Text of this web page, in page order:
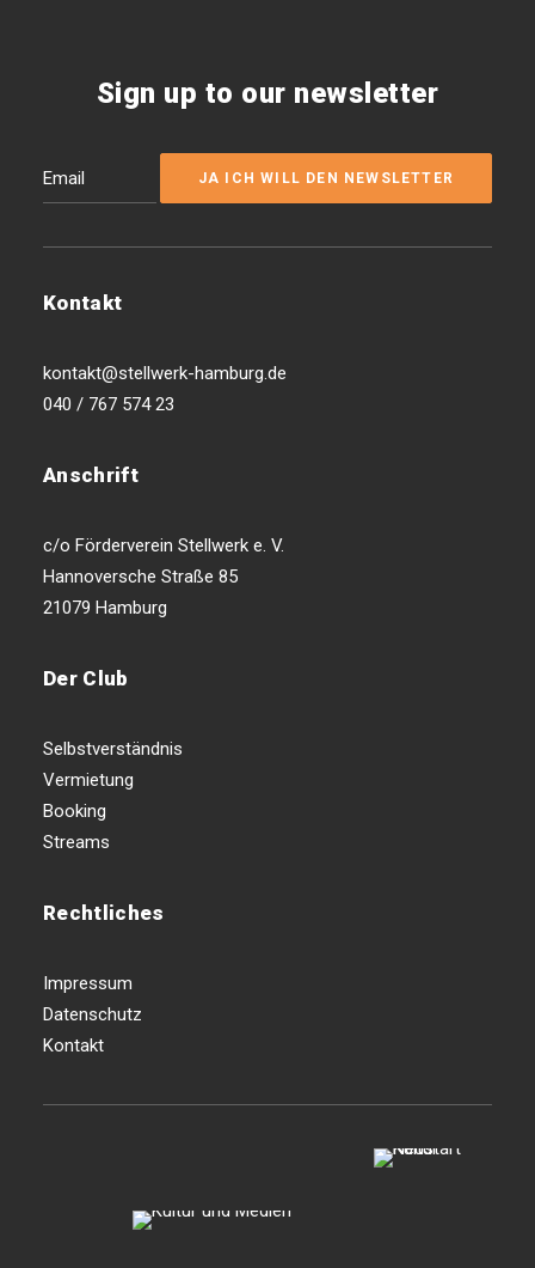
Sign up to our newsletter
Kontakt
kontakt@stellwerk-hamburg.de
040 / 767 574 23
Anschrift
c/o Förderverein Stellwerk e. V.
Hannoversche Straße 85
21079 Hamburg
Der Club
Selbstverständnis
Vermietung
Booking
Streams
Rechtliches
Impressum
Datenschutz
Kontakt